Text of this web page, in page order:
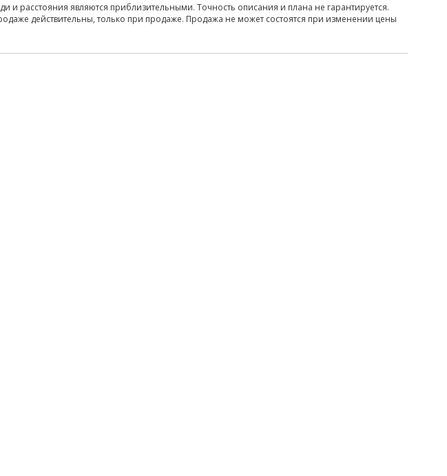
расстояния являются приблизительными. Точность описания и плана не гарантируется.
действительны, только при продаже. Продажа не может состоятся при изменении цены